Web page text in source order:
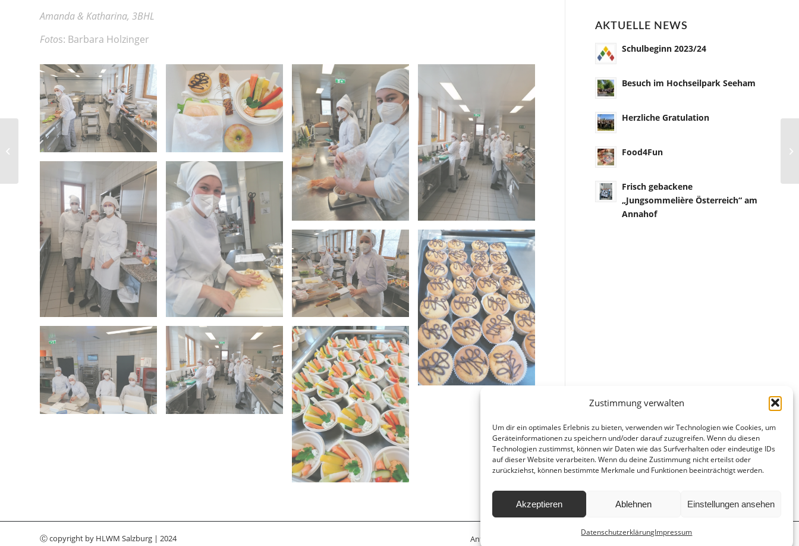
Zustimmung verwalten
Um dir ein optimales Erlebnis zu bieten, verwenden wir Technologien wie Cookies, um
Geräteinformationen zu speichern und/oder darauf zuzugreifen. Wenn du diesen
Technologien zustimmst, können wir Daten wie das Surfverhalten oder eindeutige IDs
auf dieser Website verarbeiten. Wenn du deine Zustimmung nicht erteilst oder
zurückziehst, können bestimmte Merkmale und Funktionen beeinträchtigt werden.
Akzeptieren Ablehnen Einstellungen ansehen
DatenschutzerklärungImpressum
Amanda & Katharina, 3BHL
Fotos: Barbara Holzinger
AKTUELLE NEWS
Schulbeginn 2023/24
Besuch im Hochseilpark Seeham
Herzliche Gratulation
Food4Fun
Frisch gebackene
„Jungsommelière Österreich“ am
Annahof
Ⓒ copyright by HLWM Salzburg | 2024 Anfahrt Hausordnung Datenschutzerklärung
Neues